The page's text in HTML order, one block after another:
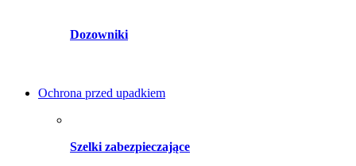
Dozowniki
Ochrona przed upadkiem
Szelki zabezpieczające